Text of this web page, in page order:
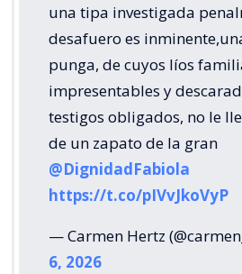
una tipa investigada
desafuero es
punga, de cuyos líos
impresentables y
testigos obligados, no le
de un zapato de la gran
@DignidadFabiola
https://t.co/pIVvJkoVyP
— Carmen Hertz
6, 2026